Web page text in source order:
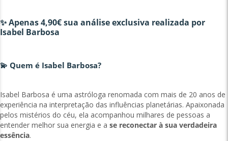
✨ Apenas 4,90€ sua análise exclusiva realizada por
Isabel Barbosa
💫 Quem é Isabel Barbosa?
Isabel Barbosa é uma astróloga renomada com mais de 20 anos de
experiência na interpretação das influências planetárias. Apaixonada
pelos mistérios do céu, ela acompanhou milhares de pessoas a
entender melhor sua energia e a se reconectar à sua verdadeira
essência.